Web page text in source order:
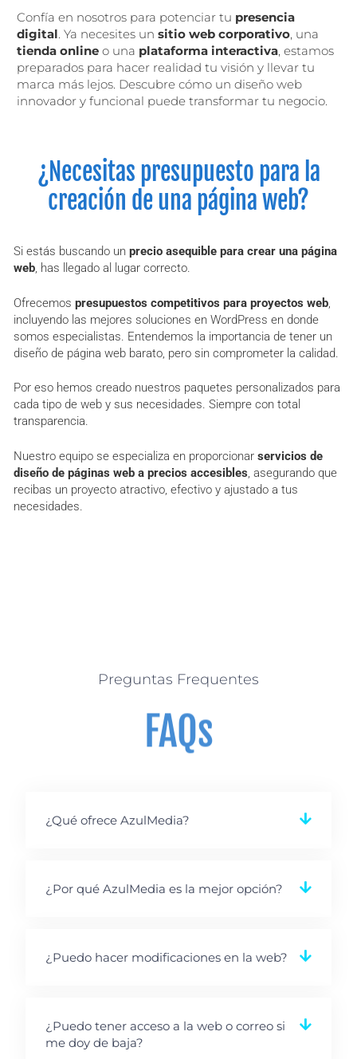
Confía en nosotros para potenciar tu presencia
digital . Ya necesites un sitio web corporativo , una
tienda online o una plataforma interactiva , estamos
preparados para hacer realidad tu visión y llevar tu
marca más lejos. Descubre cómo un diseño web
innovador y funcional puede transformar tu negocio.
¿Necesitas presupuesto para la
creación de una página web?
Si estás buscando un precio asequible para crear una página
web, has llegado al lugar correcto.
Ofrecemos presupuestos competitivos para proyectos web,
incluyendo las mejores soluciones en WordPress en donde
somos especialistas. Entendemos la importancia de tener un
diseño de página web barato, pero sin comprometer la calidad.
Por eso hemos creado nuestros paquetes personalizados para
cada tipo de web y sus necesidades. Siempre con total
transparencia.
Nuestro equipo se especializa en proporcionar servicios de
diseño de páginas web a precios accesibles, asegurando que
recibas un proyecto atractivo, efectivo y ajustado a tus
necesidades.
Preguntas Frequentes
FAQs
¿Qué ofrece AzulMedia?
¿Por qué AzulMedia es la mejor opción?
¿Puedo hacer modificaciones en la web?
¿Puedo tener acceso a la web o correo si
me doy de baja?